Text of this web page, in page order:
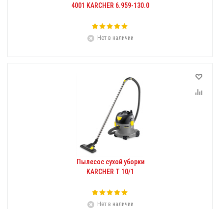
4001 KARCHER 6.959-130.0
Нет в наличии
Пылесос сухой уборки
KARCHER T 10/1
Нет в наличии